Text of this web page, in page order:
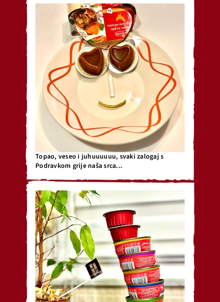
Topao, veseo i juhuuuuuu, svaki zalogaj s
Podravkom grije naša srca...